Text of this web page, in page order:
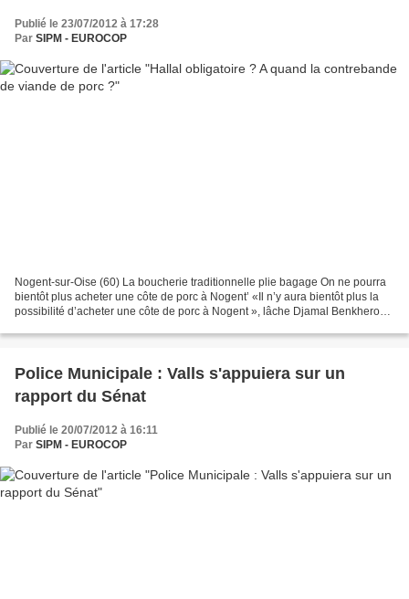
Publié le 23/07/2012 à 17:28
Par SIPM - EUROCOP
Nogent-sur-Oise (60) La boucherie traditionnelle plie bagage On ne pourra
bientôt plus acheter une côte de porc à Nogent’ «Il n’y aura bientôt plus la
possibilité d’acheter une côte de porc à Nogent », lâche Djamal Benkherouf.
Police Municipale : Valls s'appuiera sur un
rapport du Sénat
Publié le 20/07/2012 à 16:11
Par SIPM - EUROCOP